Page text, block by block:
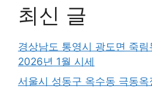
최신 글
경상남도 통영시 광도면 죽림
2026년 1월 시세
서울시 성동구 옥수동 극동